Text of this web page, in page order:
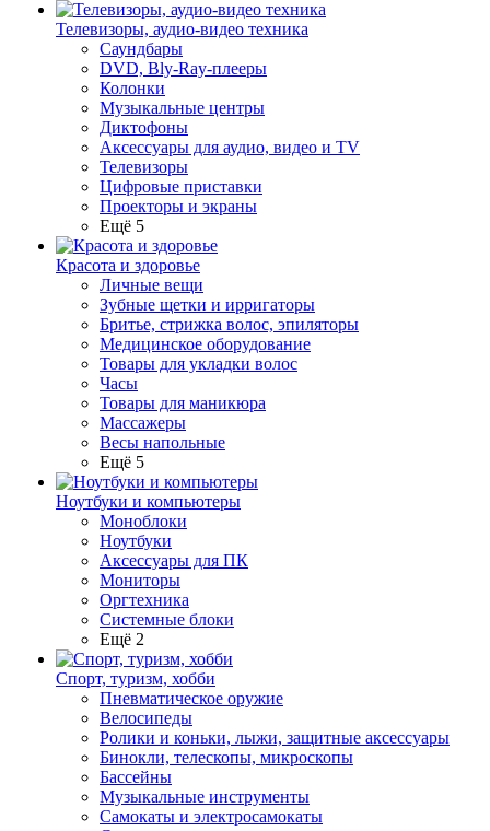
Телевизоры, аудио-видео техника
Саундбары
DVD, Bly-Ray-плееры
Колонки
Музыкальные центры
Диктофоны
Аксессуары для аудио, видео и TV
Телевизоры
Цифровые приставки
Проекторы и экраны
Ещё 5
Красота и здоровье
Личные вещи
Зубные щетки и ирригаторы
Бритье, стрижка волос, эпиляторы
Медицинское оборудование
Товары для укладки волос
Часы
Товары для маникюра
Массажеры
Весы напольные
Ещё 5
Ноутбуки и компьютеры
Моноблоки
Ноутбуки
Аксессуары для ПК
Мониторы
Оргтехника
Системные блоки
Ещё 2
Спорт, туризм, хобби
Пневматическое оружие
Велосипеды
Ролики и коньки, лыжи, защитные аксессуары
Бинокли, телескопы, микроскопы
Бассейны
Музыкальные инструменты
Самокаты и электросамокаты